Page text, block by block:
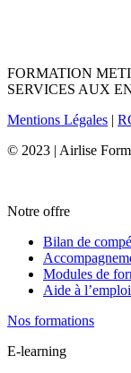
FORMATION
SERVICES AUX
Mentions Légales |
© 2023 | Airlise
Notre offre
Bilan de
Modules de
Aide à l’emploi
Nos formations
E-learning